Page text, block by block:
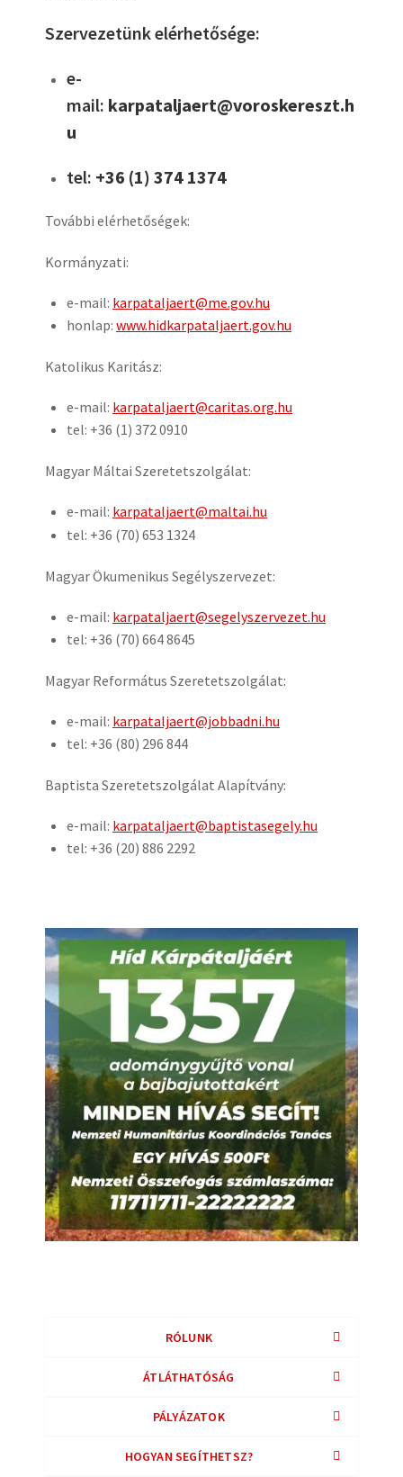
Szervezetünk elérhetősége:
e-
mail: karpataljaert@voroskereszt.h
u
tel: +36 (1) 374 1374
További elérhetőségek:
Kormányzati:
e-mail: karpataljaert@me.gov.hu
honlap: www.hidkarpataljaert.gov.hu
Katolikus Karitász:
e-mail: karpataljaert@caritas.org.hu
tel: +36 (1) 372 0910
Magyar Máltai Szeretetszolgálat:
e-mail: karpataljaert@maltai.hu
tel: +36 (70) 653 1324
Magyar Ökumenikus Segélyszervezet:
e-mail: karpataljaert@segelyszervezet.hu
tel: +36 (70) 664 8645
Magyar Református Szeretetszolgálat:
e-mail: karpataljaert@jobbadni.hu
tel: +36 (80) 296 844
Baptista Szeretetszolgálat Alapítvány:
e-mail: karpataljaert@baptistasegely.hu
tel: +36 (20) 886 2292
RÓLUNK
ÁTLÁTHATÓSÁG
PÁLYÁZATOK
HOGYAN SEGÍTHETSZ?